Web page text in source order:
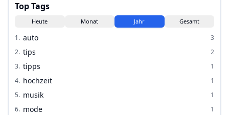
Top Tags
Heute Monat Jahr Gesamt
1. auto
3
2. tips
2
3. tipps
1
4. hochzeit
1
5. musik
1
6. mode
1